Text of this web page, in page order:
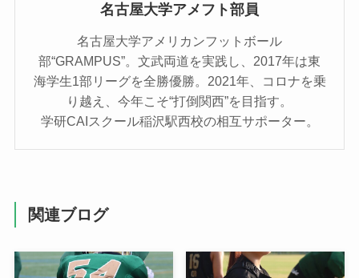
名古屋大学アメフト部員
名古屋大学アメリカンフットボール
部“GRAMPUS”。文武両道を実践し、2017年は東
海学生1部リーグを全勝優勝。2021年、コロナを乗
り越え、今年こそ“打倒関西”を目指す。
学研CAIスクール稲沢駅西校の相互サポーター。
関連ブログ